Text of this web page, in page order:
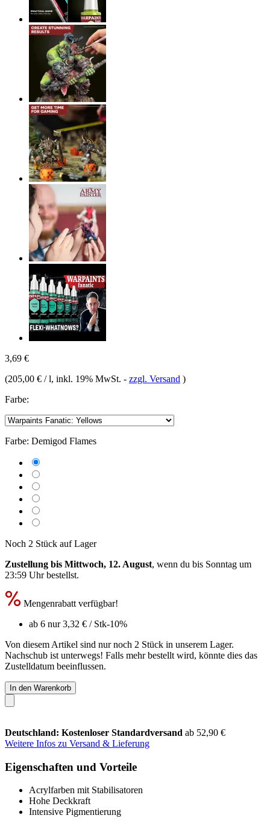
3,69 €
(205,00 € / l, inkl. 19% MwSt. - zzgl. Versand )
Farbe:
Farbe: Demigod Flames
Noch 2 Stück auf Lager
Zustellung bis Mittwoch, 12. August, wenn du bis Sonntag um
23:59 Uhrbestellst.
Mengenrabatt verfügbar!
ab 6 nur3,32 € / Stk-10%
Von diesem Artikel sind nur noch 2 Stück in unserem Lager.
Nachschub ist unterwegs! Falls mehr bestellt wird, könnte dies das
Zustelldatum beeinflussen.
In den Warenkorb
Deutschland: Kostenloser Standardversand ab 52,90 €
Weitere Infos zu Versand & Lieferung
Eigenschaften und Vorteile
Acrylfarben mit Stabilisatoren
Hohe Deckkraft
Intensive Pigmentierung